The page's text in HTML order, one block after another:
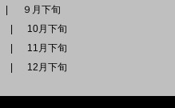
９月下旬
10月下旬
11月下旬
12月下旬